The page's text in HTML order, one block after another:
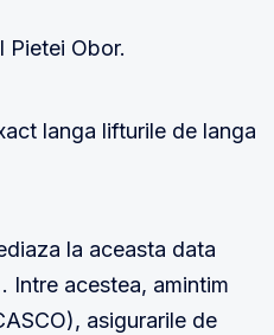
Pietei Obor.
langa lifturile de langa
la aceasta data
Intre acestea, amintim
asigurarile de